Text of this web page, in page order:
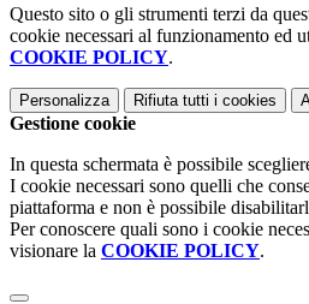
Questo sito o gli strumenti terzi da
cookie necessari al funzionamento ed
COOKIE POLICY.
Personalizza Rifiuta tutti i cookies
Gestione cookie
In questa schermata è possibile
I cookie necessari sono quelli che
piattaforma e non è possibile
Per conoscere quali sono i cookie
visionare la COOKIE POLICY.